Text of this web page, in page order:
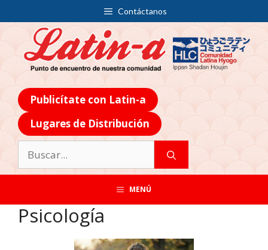
Contáctanos
Publicítate con Latin-a
Lugares de Distribución
MENÚ
Psicología